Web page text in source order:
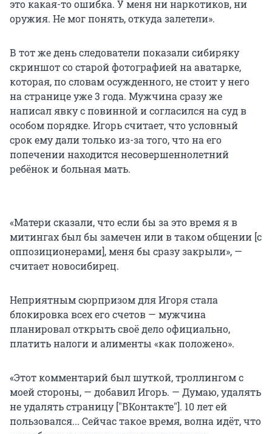
это какая-то ошибка. У меня ни наркотиков, ни
оружия. Не мог понять, откуда залетели».
В тот же день следователи показали сибиряку
скриншот со старой фотографией на аватарке,
которая, по словам осужденного, не стоит у него
на странице уже 3 года. Мужчина сразу же
написал явку с повинной и согласился на суд в
особом порядке. Игорь считает, что условный
срок ему дали только из-за того, что на его
попечении находится несовершеннолетний
ребёнок и больная мать.
«Матери сказали, что если бы за это время я в
митингах был бы замечен или в таком общении [с
оппозиционерами], меня бы сразу закрыли», —
считает новосибирец.
Неприятным сюрпризом для Игоря стала
блокировка всех его счетов — мужчина
планировал открыть своё дело официально,
платить налоги и алименты «как положено».
«Этот комментарий был шуткой, троллингом с
моей стороны, — добавил Игорь. — Думаю, удалять
не удалять страницу ["ВКонтакте"]. 10 лет ей
пользовался... Сейчас такое время, волна идёт, что